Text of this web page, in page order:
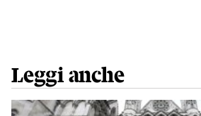
Leggi anche